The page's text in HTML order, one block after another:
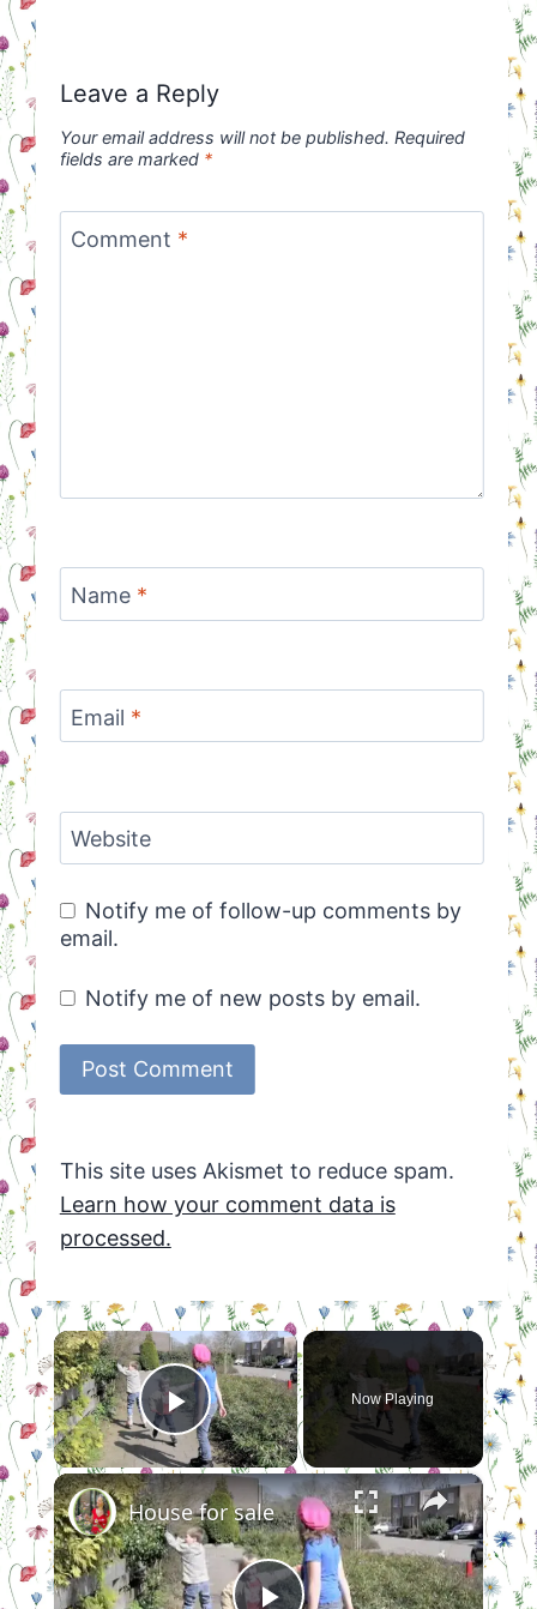
Leave a Reply
Your email address will not be published. Required
fields are marked *
Comment *
Name *
Email *
Website
Notify me of follow-up comments by
email.
Notify me of new posts by email.
This site uses Akismet to reduce spam.
Learn how your comment data is
processed.
×
Play Video
Now Playing
×
House for sale